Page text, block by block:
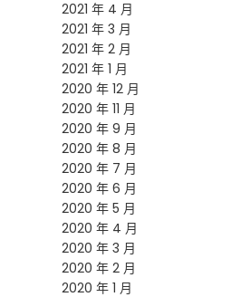
2021 年 4 月
2021 年 3 月
2021 年 2 月
2021 年 1 月
2020 年 12 月
2020 年 11 月
2020 年 9 月
2020 年 8 月
2020 年 7 月
2020 年 6 月
2020 年 5 月
2020 年 4 月
2020 年 3 月
2020 年 2 月
2020 年 1 月